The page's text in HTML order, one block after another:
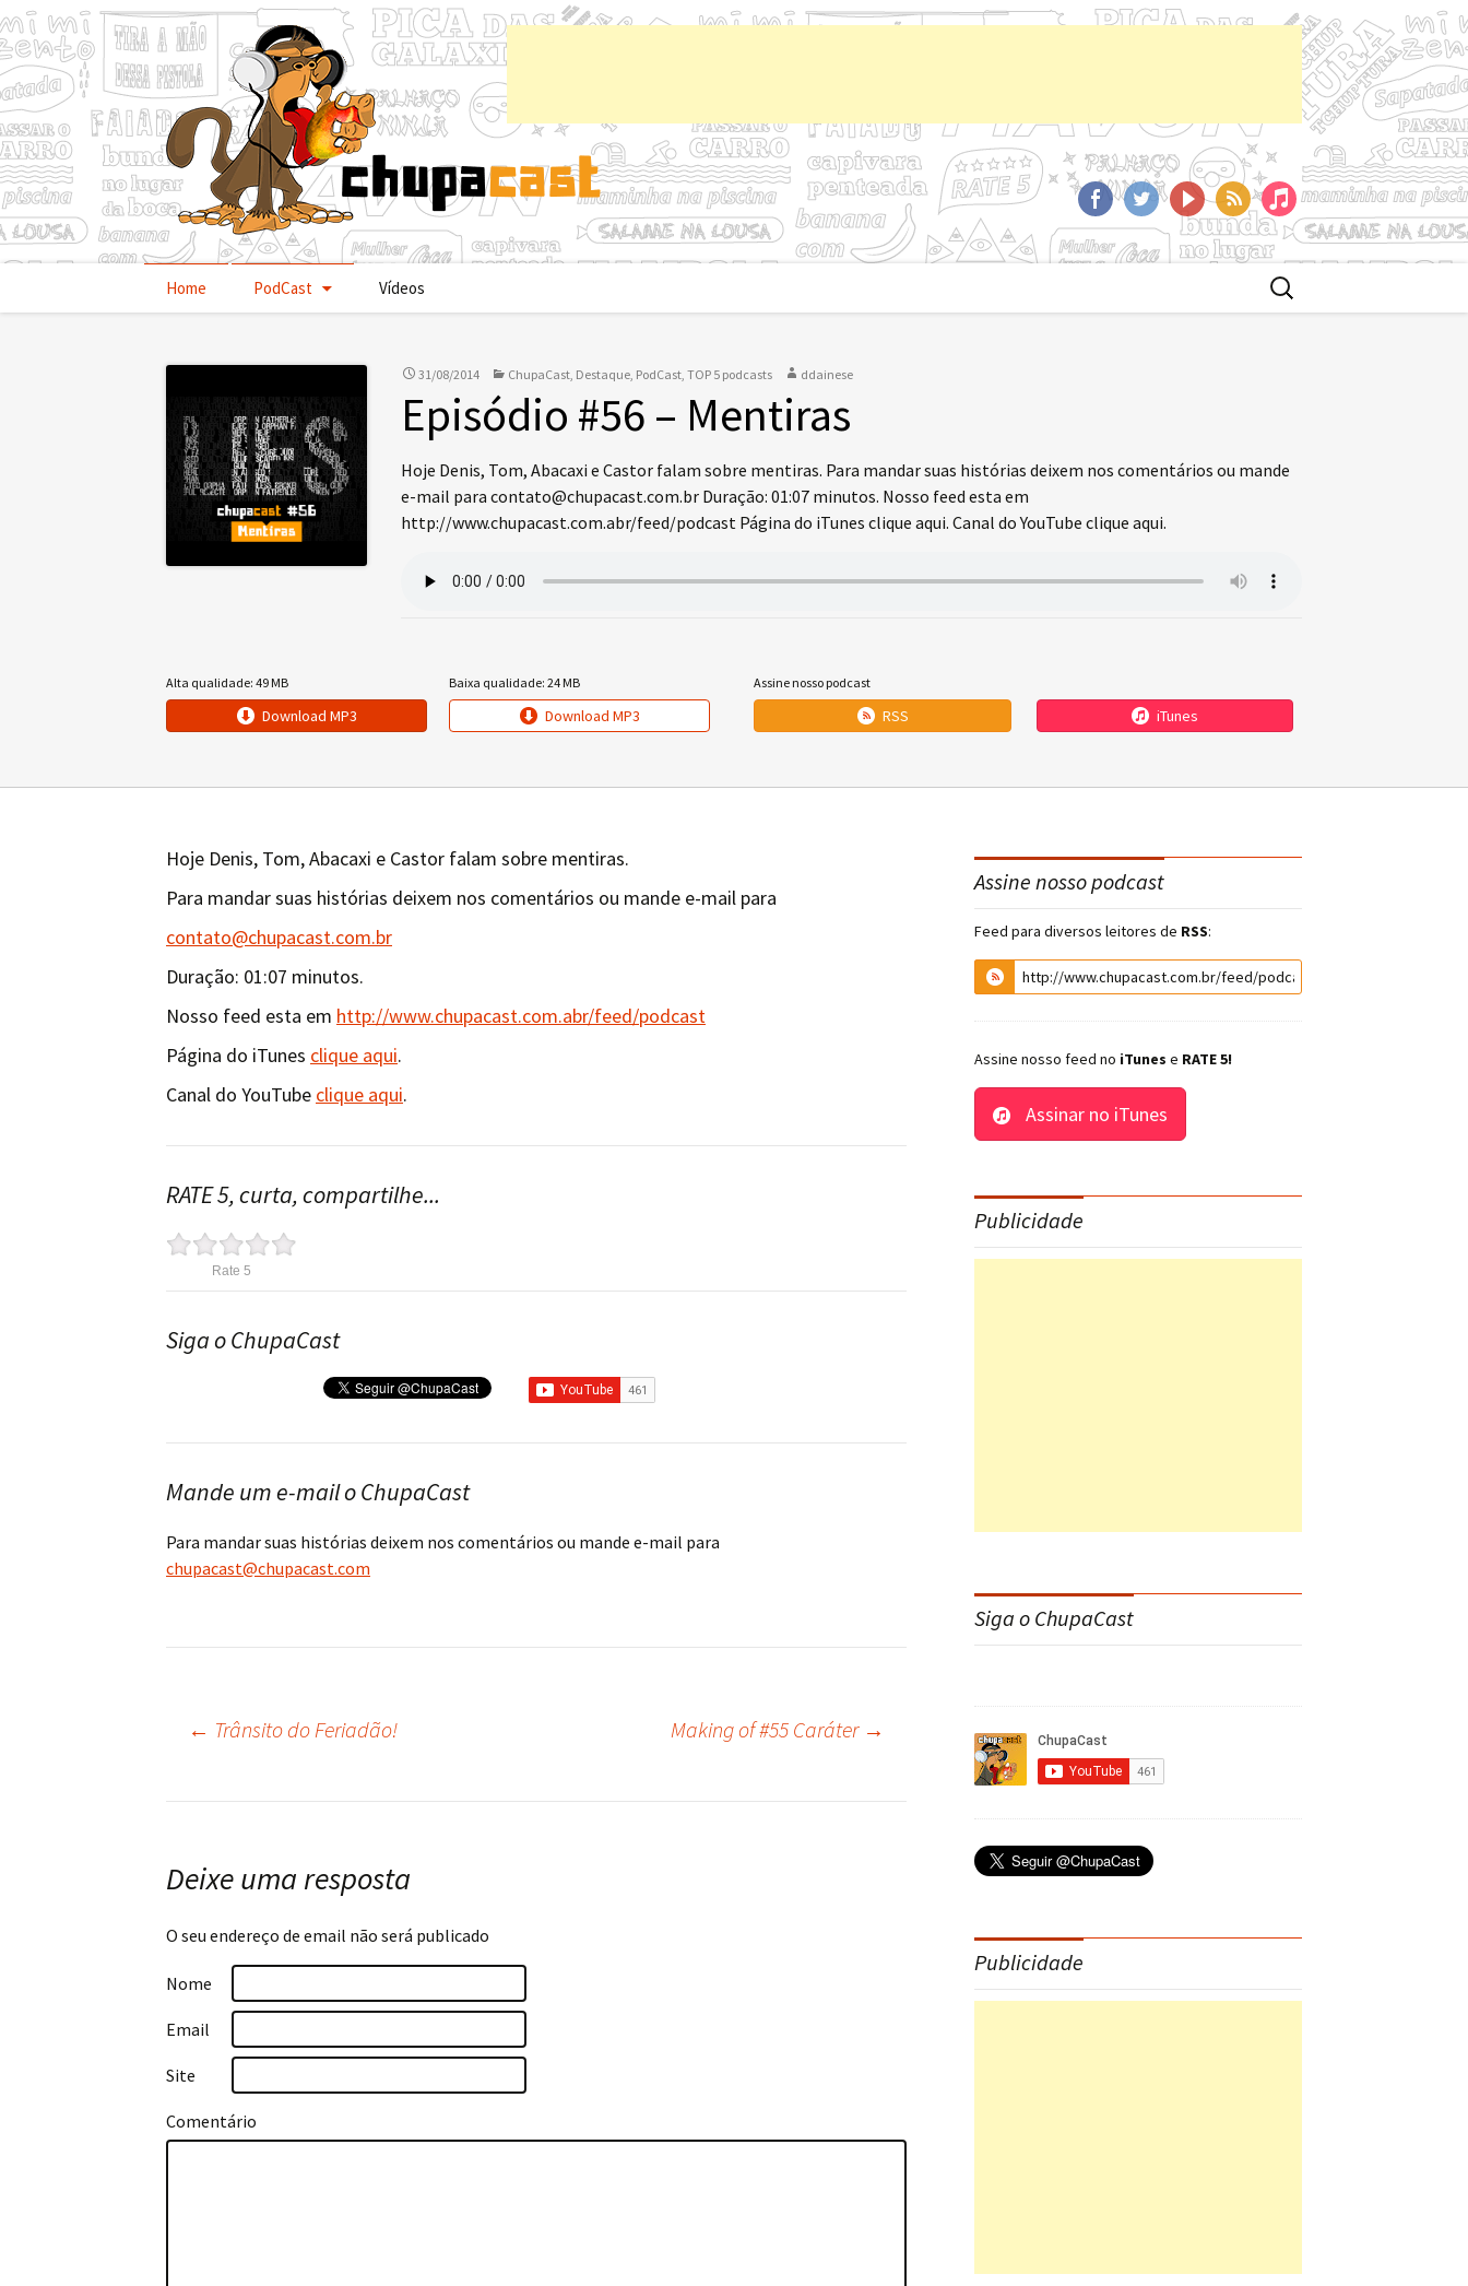
FacebookTwitterYoutTubeRSS iTunes
PularHome PodCast Vídeos
Buscar
por:
31/08/2014 ChupaCast, Destaque, PodCast, TOP 5 podcasts ddainese
Episódio #56 – Mentiras
Hoje Denis, Tom, Abacaxi e Castor falam sobre mentiras. Para mandar suas histórias deixem nos comentários ou mande
e-mail para contato@chupacast.com.br Duração: 01:07 minutos. Nosso feed esta em
http://www.chupacast.com.abr/feed/podcast Página do iTunes clique aqui. Canal do YouTube clique aqui.
Alta qualidade: 49 MB
Download MP3
Baixa qualidade: 24 MB
Download MP3
Assine nosso podcast
RSS iTunes
Hoje Denis, Tom, Abacaxi e Castor falam sobre mentiras.
Para mandar suas histórias deixem nos comentários ou mande e-mail para
contato@chupacast.com.br
Duração: 01:07 minutos.
Nosso feed esta em http://www.chupacast.com.abr/feed/podcast
Página do iTunes clique aqui.
Canal do YouTube clique aqui.
RATE 5, curta, compartilhe...
Rate 5
Siga o ChupaCast
Mande um e-mail o ChupaCast
Para mandar suas histórias deixem nos comentários ou mande e-mail para
chupacast@chupacast.com
Navegação
do
post
← Trânsito do Feriadão! Making of #55 Caráter →
Deixe uma resposta
O seu endereço de email não será publicado
Nome
Email
Site
Comentário
Assine nosso podcast
Feed para diversos leitores de RSS:
Assine nosso feed no iTunes e RATE 5!
Assinar no iTunes
Publicidade
Siga o ChupaCast
Publicidade